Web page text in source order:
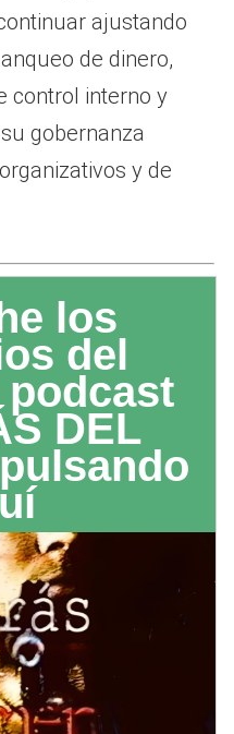
ajustando
de dinero,
control interno y
gobernanza
y de
los
del
DEL